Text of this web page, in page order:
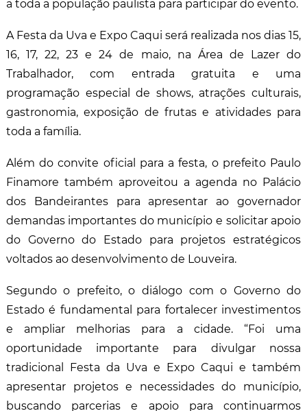
a toda a população paulista para participar do evento.
A Festa da Uva e Expo Caqui será realizada nos dias 15,
16, 17, 22, 23 e 24 de maio, na Área de Lazer do
Trabalhador, com entrada gratuita e uma
programação especial de shows, atrações culturais,
gastronomia, exposição de frutas e atividades para
toda a família.
Além do convite oficial para a festa, o prefeito Paulo
Finamore também aproveitou a agenda no Palácio
dos Bandeirantes para apresentar ao governador
demandas importantes do município e solicitar apoio
do Governo do Estado para projetos estratégicos
voltados ao desenvolvimento de Louveira.
Segundo o prefeito, o diálogo com o Governo do
Estado é fundamental para fortalecer investimentos
e ampliar melhorias para a cidade. “Foi uma
oportunidade importante para divulgar nossa
tradicional Festa da Uva e Expo Caqui e também
apresentar projetos e necessidades do município,
buscando parcerias e apoio para continuarmos